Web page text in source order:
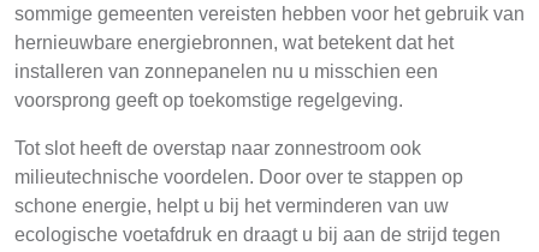
sommige gemeenten vereisten hebben voor het gebruik van
hernieuwbare energiebronnen, wat betekent dat het
installeren van zonnepanelen nu u misschien een
voorsprong geeft op toekomstige regelgeving.
Tot slot heeft de overstap naar zonnestroom ook
milieutechnische voordelen. Door over te stappen op
schone energie, helpt u bij het verminderen van uw
ecologische voetafdruk en draagt u bij aan de strijd tegen